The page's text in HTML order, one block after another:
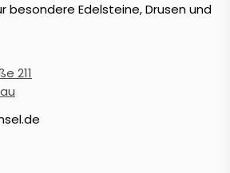
besondere Edelsteine, Drusen und
211